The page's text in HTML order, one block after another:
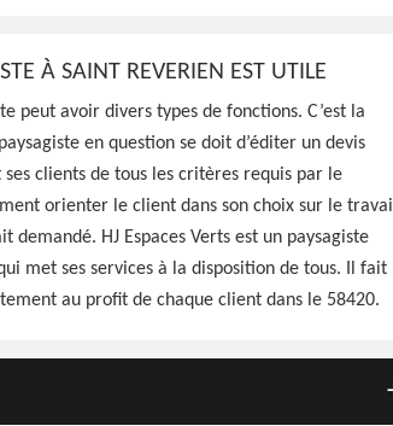
À SAINT REVERIEN EST UTILE
peut avoir divers types de fonctions. C’est la
en question se doit d’éditer un devis
clients de tous les critères requis par le
orienter le client dans son choix sur le travail
demandé. HJ Espaces Verts est un paysagiste
met ses services à la disposition de tous. Il fait
au profit de chaque client dans le 58420.